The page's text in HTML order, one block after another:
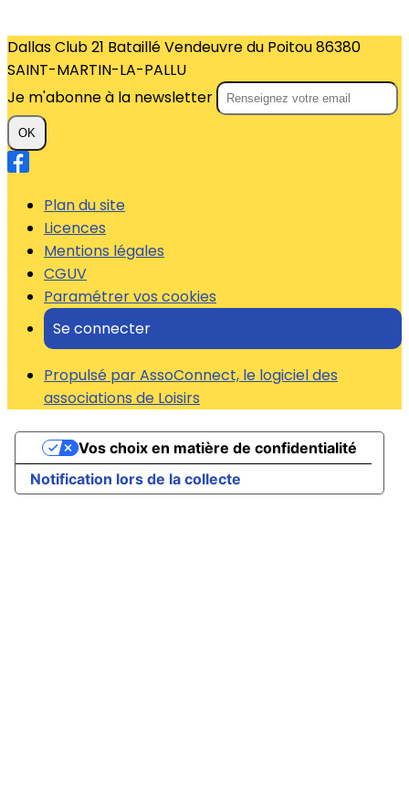
Dallas Club 21 Bataillé Vendeuvre du Poitou 86380
SAINT-MARTIN-LA-PALLU
Je m'abonne à la newsletter
OK
Plan du site
Licences
Mentions légales
CGUV
Paramétrer vos cookies
Se connecter
Propulsé par AssoConnect, le logiciel des
associations de Loisirs
Notification lors de la collecte
Vos choix en matière de confidentialité